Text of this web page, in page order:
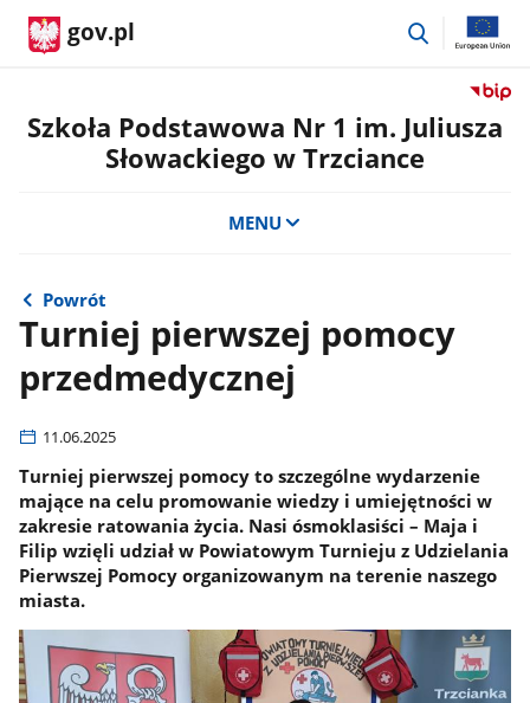
gov.pl
przejdź
Przejdź
do
Szkoła Podstawowa Nr 1 im. Juliusza
Słowackiego w Trzciance
MENU
Powrót
Turniej pierwszej pomocy
przedmedycznej
11.06.2025
Turniej pierwszej pomocy to szczególne wydarzenie
mające na celu promowanie wiedzy i umiejętności w
zakresie ratowania życia. Nasi ósmoklasiści – Maja i
Filip wzięli udział w Powiatowym Turnieju z Udzielania
Pierwszej Pomocy organizowanym na terenie naszego
miasta.